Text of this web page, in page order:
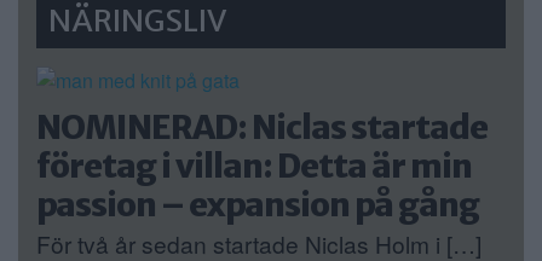
NÄRINGSLIV
NOMINERAD: Niclas startade
företag i villan: Detta är min
passion – expansion på gång
För två år sedan startade Niclas Holm i […]